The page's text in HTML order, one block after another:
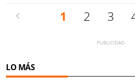
1 2 3
LO MÁS